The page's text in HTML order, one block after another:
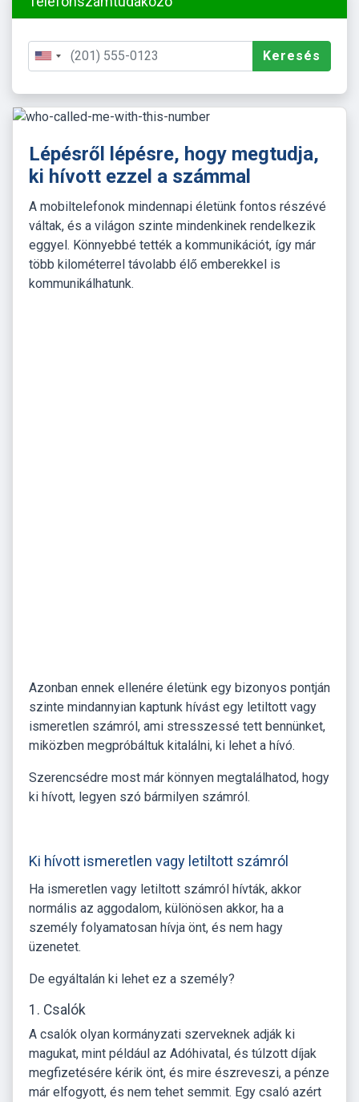
Keresés
Lépésről lépésre, hogy megtudja,
ki hívott ezzel a számmal
A mobiltelefonok mindennapi életünk fontos részévé
váltak, és a világon szinte mindenkinek rendelkezik
eggyel. Könnyebbé tették a kommunikációt, így már
több kilométerrel távolabb élő emberekkel is
kommunikálhatunk.
Azonban ennek ellenére életünk egy bizonyos pontján
szinte mindannyian kaptunk hívást egy letiltott vagy
ismeretlen számról, ami stresszessé tett bennünket,
miközben megpróbáltuk kitalálni, ki lehet a hívó.
Szerencsédre most már könnyen megtalálhatod, hogy
ki hívott, legyen szó bármilyen számról.
Ki hívott ismeretlen vagy letiltott számról
Ha ismeretlen vagy letiltott számról hívták, akkor
normális az aggodalom, különösen akkor, ha a
személy folyamatosan hívja önt, és nem hagy
üzenetet.
De egyáltalán ki lehet ez a személy?
1. Csalók
A csalók olyan kormányzati szerveknek adják ki
magukat, mint például az Adóhivatal, és túlzott díjak
megfizetésére kérik önt, és mire észreveszi, a pénze
már elfogyott, és nem tehet semmit. Egy csaló azért